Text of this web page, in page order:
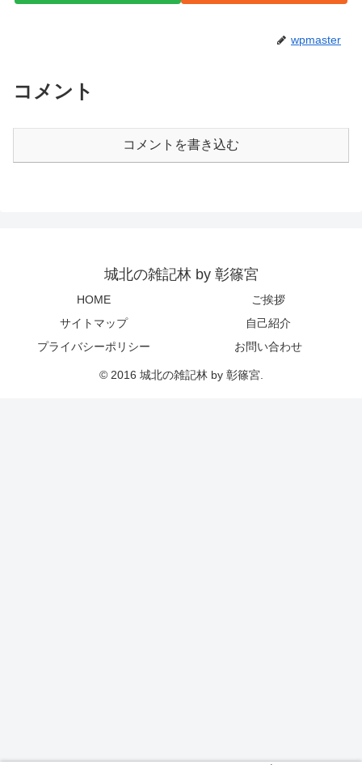
wpmaster
コメント
コメントを書き込む
城北の雑記林 by 彰篠宮
HOME
ご挨拶
サイトマップ
自己紹介
プライバシーポリシー
お問い合わせ
© 2016 城北の雑記林 by 彰篠宮.